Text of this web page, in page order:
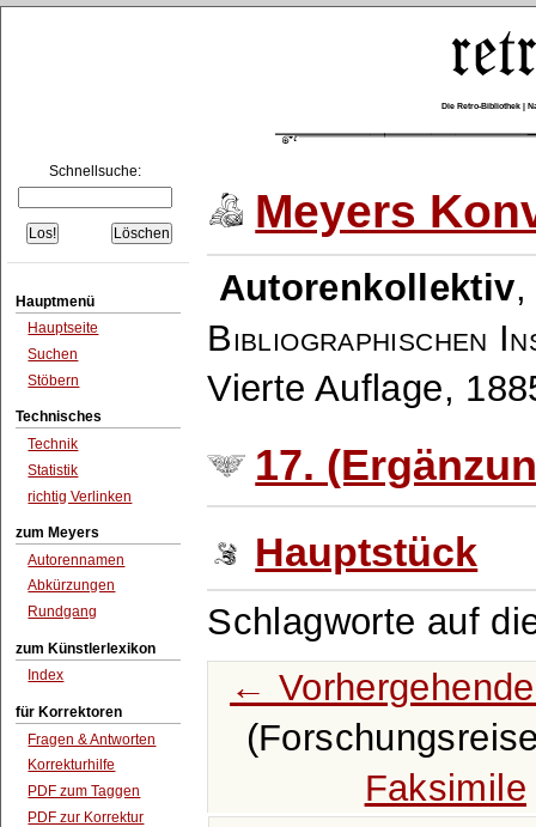
Die Retro-Bibliothek |
Schnellsuche:
Hauptmenü
Hauptseite
Suchen
Stöbern
Technisches
Technik
Statistik
richtig Verlinken
zum Meyers
Autorennamen
Abkürzungen
Rundgang
zum Künstlerlexikon
Index
für Korrektoren
Fragen & Antworten
Korrekturhilfe
PDF zum Taggen
PDF zur Korrektur
Meyers
Autorenkollektiv
Bibliographischen
Vierte Auflage,
17.
Hauptstück
Schlagworte auf
←
Faksimile